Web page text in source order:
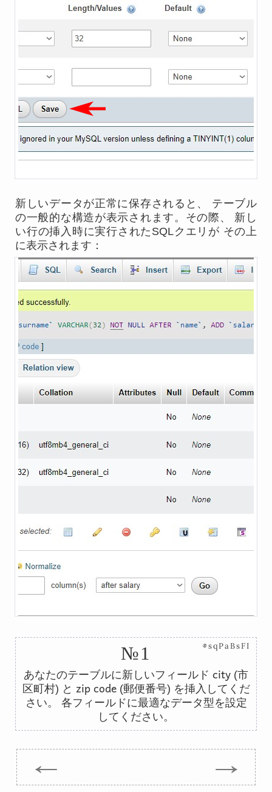
新しいデータが正常に保存されると、 テーブル
の一般的な構造が表示されます。その際、 新し
い行の挿入時に実行されたSQLクエリが その上
に表示されます：
№1 ⊗sqPaBsFI
あなたのテーブルに新しいフィールド city (市
区町村) と zip code(郵便番号) を挿入してくだ
さい。 各フィールドに最適なデータ型を設定
してください。
← →